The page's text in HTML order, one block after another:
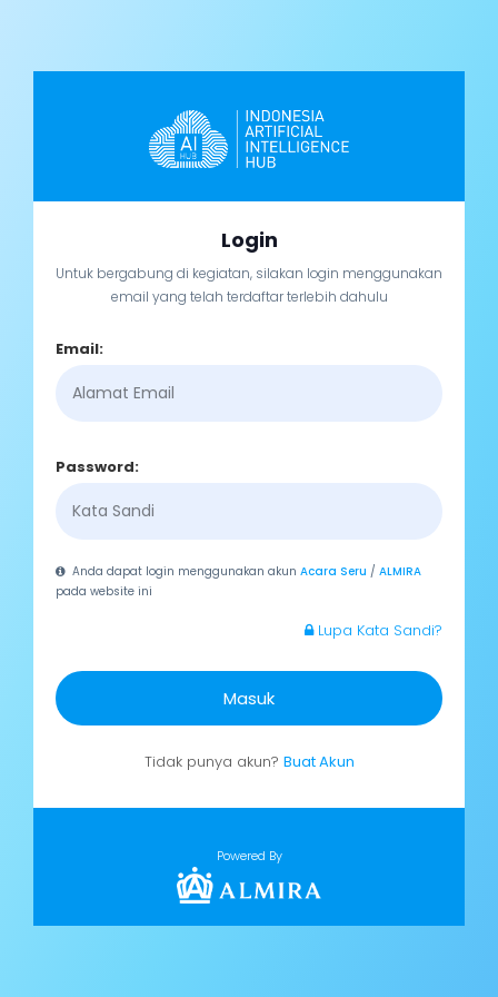
Login
Untuk bergabung di kegiatan, silakan login menggunakan
email yang telah terdaftar terlebih dahulu
Email:
Password:
Anda dapat login menggunakan akunAcara Seru /ALMIRA
pada website ini
Lupa Kata Sandi?
Masuk
Tidak punya akun? Buat Akun
Powered By